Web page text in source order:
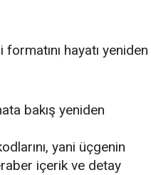
hayatı yeniden
bakış yeniden
yani üçgenin
içerik ve detay